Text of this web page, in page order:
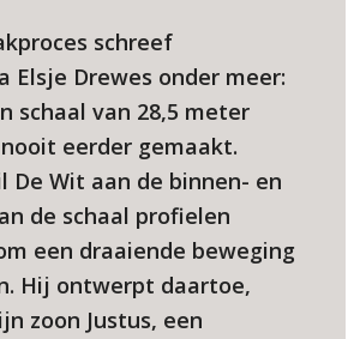
schreef
Elsje Drewes onder meer:
schaal van 28,5 meter
eerder gemaakt.
De Wit aan de binnen- en
de schaal profielen
een draaiende beweging
Hij ontwerpt daartoe,
zoon Justus, een